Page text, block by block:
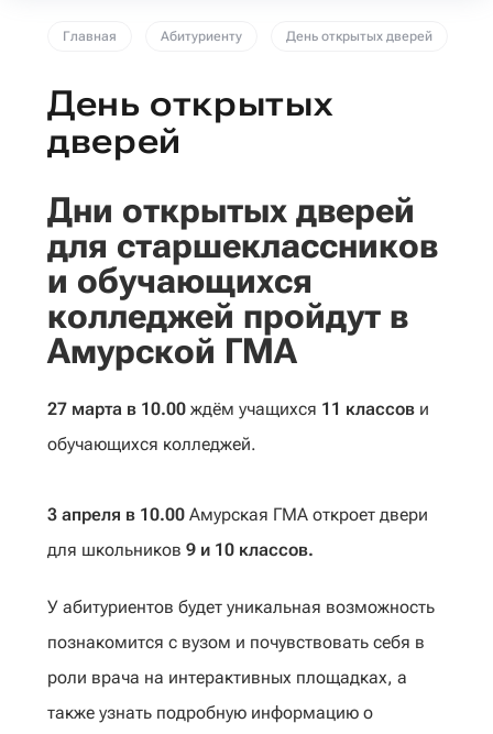
Главная Абитуриенту День открытых дверей
День открытых
дверей
Дни открытых дверей
для старшеклассников
и обучающихся
колледжей пройдут в
Амурской ГМА
27 марта в 10.00 ждём учащихся 11 классов и
обучающихся колледжей.
3 апреля в 10.00 Амурская ГМА откроет двери
для школьников 9 и 10 классов.
У абитуриентов будет уникальная возможность
познакомится с вузом и почувствовать себя в
роли врача на интерактивных площадках, а
также узнать подробную информацию о